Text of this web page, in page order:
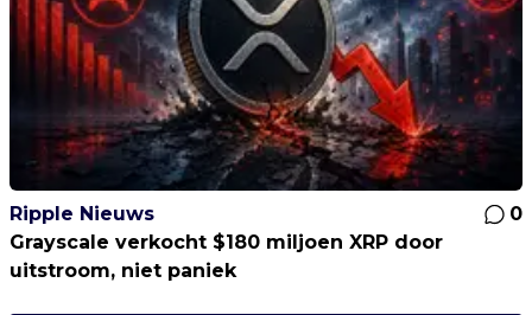
Ripple Nieuws
0
Grayscale verkocht $180 miljoen XRP door
uitstroom, niet paniek